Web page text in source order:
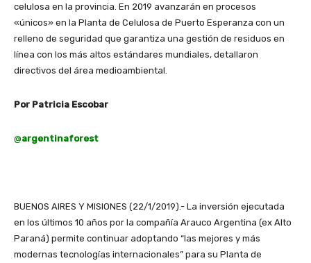
celulosa en la provincia. En 2019 avanzarán en procesos
«únicos» en la Planta de Celulosa de Puerto Esperanza con un
relleno de seguridad que garantiza una gestión de residuos en
línea con los más altos estándares mundiales, detallaron
directivos del área medioambiental.
Por Patricia Escobar
@argentinaforest
BUENOS AIRES Y MISIONES (22/1/2019).- La inversión ejecutada
en los últimos 10 años por la compañía Arauco Argentina (ex Alto
Paraná) permite continuar adoptando “las mejores y más
modernas tecnologías internacionales” para su Planta de